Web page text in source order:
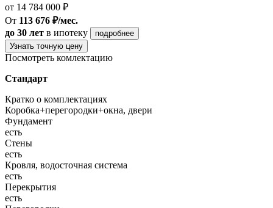
от 14 784 000 ₽
От 113 676 ₽/мес.
до 30 лет в ипотеку
подробнее
Узнать точную цену
Посмотреть комлектацию
Стандарт
Кратко о комплектациях
Коробка+перегородки+окна, двери
Фундамент
есть
Стены
есть
Кровля, водосточная система
есть
Перекрытия
есть